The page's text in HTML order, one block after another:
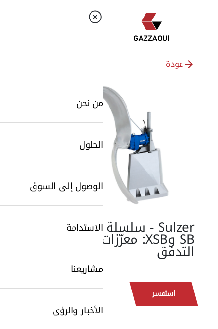
من نحن
الحلول
الوصول إلى السوق
الاستدامة
مشاريعنا
الأخبار والرؤى
عودة
Sulzer - سلسلة ABS
SB وXSB: معزّزات
التدفق
استفسر